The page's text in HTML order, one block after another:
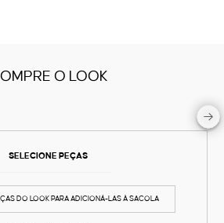
O LOOK
SELECIONE PEÇAS
DO LOOK PARA ADICIONÁ-LAS À SACOLA